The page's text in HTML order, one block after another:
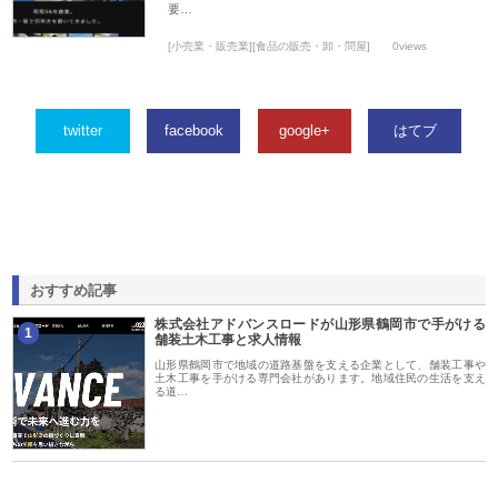
要…
[小売業・販売業][食品の販売・卸・問屋] 0views
twitter facebook google+ はてブ
おすすめ記事
1
株式会社アドバンスロードが山形県鶴岡市で手がける
舗装土木工事と求人情報
山形県鶴岡市で地域の道路基盤を支える企業として、舗装工事や
土木工事を手がける専門会社があります。地域住民の生活を支え
る道…